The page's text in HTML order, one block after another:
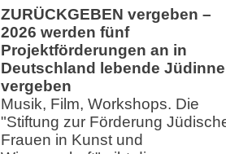
ZURÜCKGEBEN vergeben –
2026 werden fünf
Projektförderungen an in
Deutschland lebende
vergeben
Musik, Film, Workshops. Die
"Stiftung zur Förderung
Frauen in Kunst und